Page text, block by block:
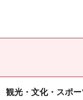
観光・文化・スポー